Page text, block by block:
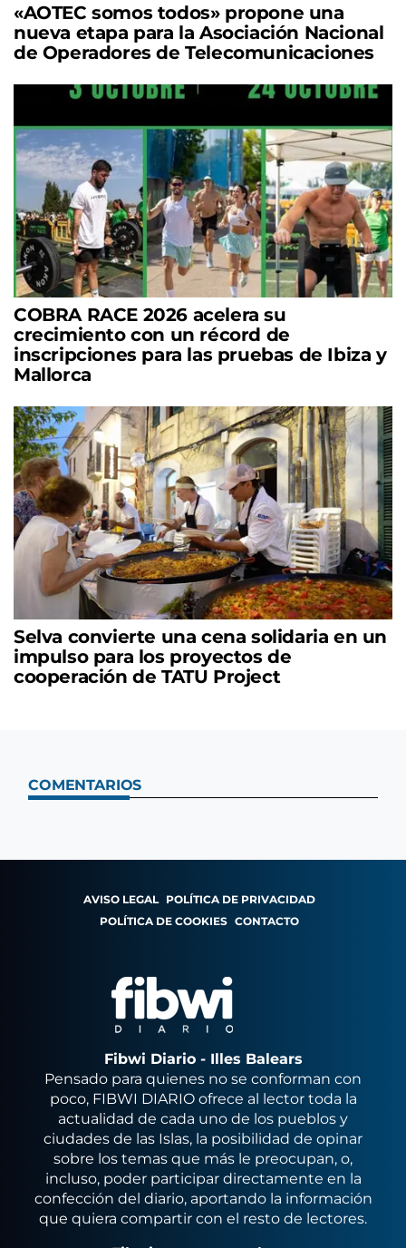
«AOTEC somos todos» propone una
nueva etapa para la Asociación Nacional
de Operadores de Telecomunicaciones
COBRA RACE 2026 acelera su
crecimiento con un récord de
inscripciones para las pruebas de Ibiza y
Mallorca
Selva convierte una cena solidaria en un
impulso para los proyectos de
cooperación de TATU Project
COMENTARIOS
AVISO LEGAL POLÍTICA DE PRIVACIDAD
POLÍTICA DE COOKIES CONTACTO
Fibwi Diario - Illes Balears
Pensado para quienes no se conforman con
poco, FIBWI DIARIO ofrece al lector toda la
actualidad de cada uno de los pueblos y
ciudades de las Islas, la posibilidad de opinar
sobre los temas que más le preocupan, o,
incluso, poder participar directamente en la
confección del diario, aportando la información
que quiera compartir con el resto de lectores.